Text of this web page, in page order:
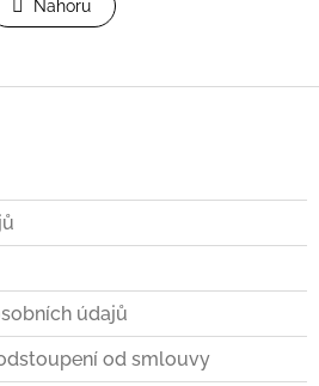
l
á
p
i
u
n
k
á
Nahoru
údajů
od smlouvy